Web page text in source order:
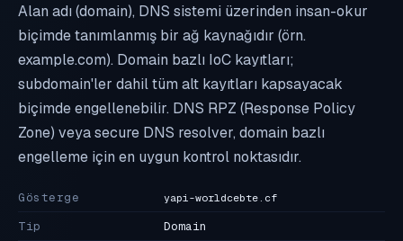
Alan adı (domain), DNS sistemi üzerinden insan-okur
biçimde tanımlanmış bir ağ kaynağıdır (örn.
example.com). Domain bazlı IoC kayıtları;
subdomain'ler dahil tüm alt kayıtları kapsayacak
biçimde engellenebilir. DNS RPZ (Response Policy
Zone) veya secure DNS resolver, domain bazlı
engelleme için en uygun kontrol noktasıdır.
Gösterge yapi-worldcebte.cf
Tip
Domain